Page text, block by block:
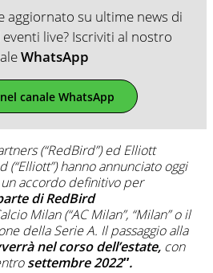
aggiornato su ultime news di
live? Iscriviti al nostro
WhatsApp
canale WhatsApp
(“RedBird”) ed Elliott
(“Elliott”) hanno annunciato oggi
accordo definitivo per
di RedBird
Milan (“AC Milan”, “Milan” o il
della Serie A. Il passaggio alla
nel corso dell’estate, con
settembre 2022″.